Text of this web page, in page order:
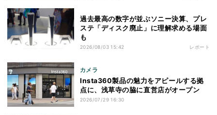
過去最高の数字が並ぶソニー決算、プレ
ステ「ディスク廃止」に理解求める場面
も
2026/08/03 15:42 レポート
カメラ
Insta360製品の魅力をアピールする拠
点に、浅草寺の脇に直営店がオープン
2026/07/29 16:30